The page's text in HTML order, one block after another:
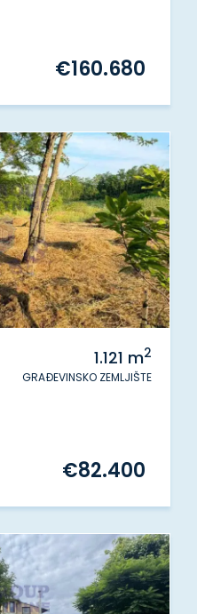
€160.680
1.121 m2
GRAĐEVINSKO ZEMLJIŠTE
€82.400